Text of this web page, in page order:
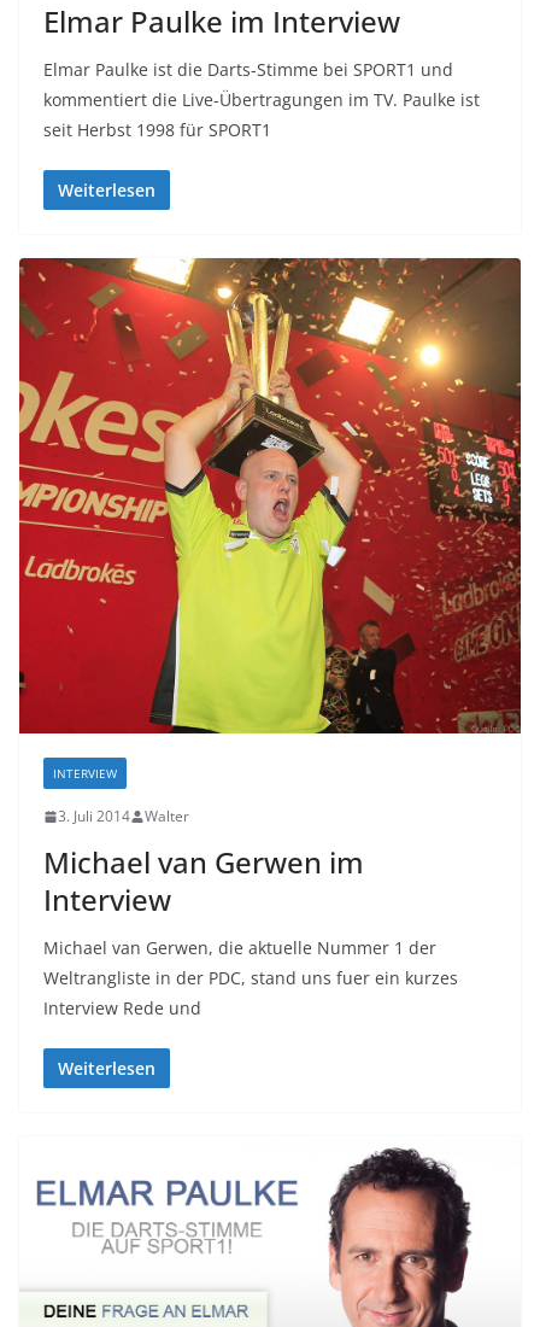
Elmar Paulke im Interview
Elmar Paulke ist die Darts-Stimme bei SPORT1 und
kommentiert die Live-Übertragungen im TV. Paulke ist
seit Herbst 1998 für SPORT1
Weiterlesen
INTERVIEW
3. Juli 2014 Walter
Michael van Gerwen im
Interview
Michael van Gerwen, die aktuelle Nummer 1 der
Weltrangliste in der PDC, stand uns fuer ein kurzes
Interview Rede und
Weiterlesen